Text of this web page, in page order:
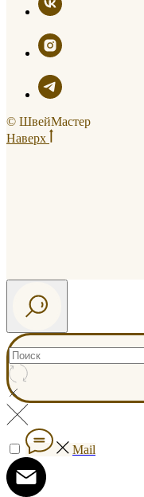
© ШвейМастер
Наверх
Mail